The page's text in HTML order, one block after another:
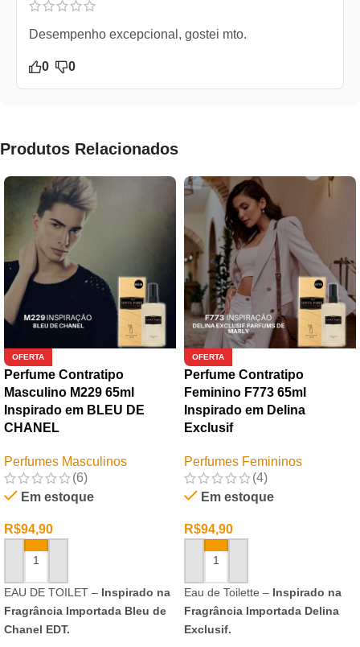
Desempenho excepcional, gostei mto.
0 0
Produtos Relacionados
OFERTA
Perfume Contratipo
Masculino M229 65ml
Inspirado em BLEU DE
CHANEL
Perfumes Masculinos
(6)
Em estoque
R$94,90
ADICIONAR AO CARRINHO
EAU DE TOILET – Inspirado na
Fragrância Importada Bleu de
Chanel EDT.
OFERTA
Perfume Contratipo
Feminino F773 65ml
Inspirado em Delina
Exclusif
Perfumes Femininos
(4)
Em estoque
R$94,90
ADICIONAR AO CARRINHO
Eau de Toilette – Inspirado na
Fragrância Importada Delina
Exclusif.